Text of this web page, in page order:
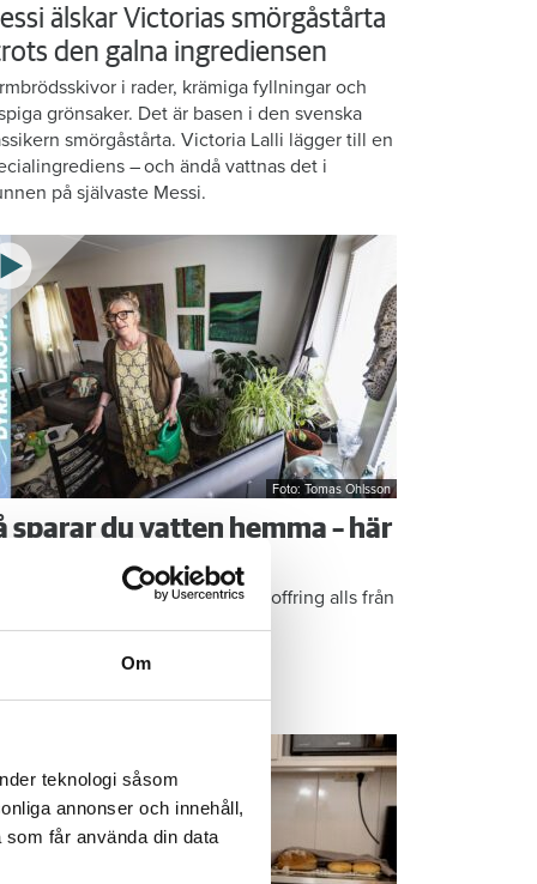
Om
teknologi såsom
annonser och innehåll,
får använda din data
älskar Victorias smörgåstårta
den galna ingrediensen
i rader, krämiga fyllningar och
grönsaker. Det är basen i den svenska
smörgåstårta. Victoria Lalli lägger till en
– och ändå vattnas det i
på självaste Messi.
Foto: Tomas Ohlsson
sparar du vatten hemma – här
Kristins bästa tips
är enkla: ”Det är ingen uppoffring alls från
& Råd